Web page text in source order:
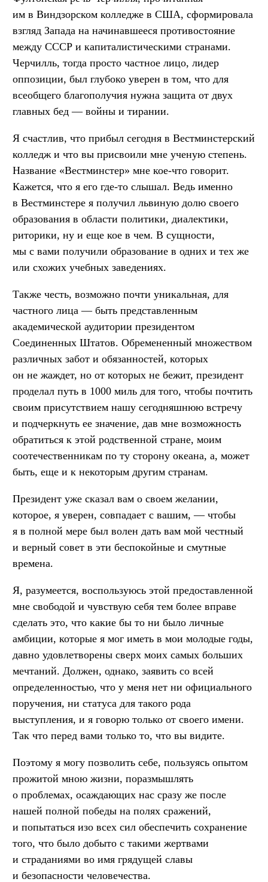
им в Виндзорском колледже в США, сформировала
взгляд Запада на начинавшееся противостояние
между СССР и капиталистическими странами.
Черчилль, тогда просто частное лицо, лидер
оппозиции, был глубоко уверен в том, что для
всеобщего благополучия нужна защита от двух
главных бед — войны и тирании.
Я счастлив, что прибыл сегодня в Вестминстерский
колледж и что вы присвоили мне ученую степень.
Название «Вестминстер» мне кое-что говорит.
Кажется, что я его где-то слышал. Ведь именно
в Вестминстере я получил львиную долю своего
образования в области политики, диалектики,
риторики, ну и еще кое в чем. В сущности,
мы с вами получили образование в одних и тех же
или схожих учебных заведениях.
Также честь, возможно почти уникальная, для
частного лица — быть представленным
академической аудитории президентом
Соединенных Штатов. Обремененный множеством
различных забот и обязанностей, которых
он не жаждет, но от которых не бежит, президент
проделал путь в 1000 миль для того, чтобы почтить
своим присутствием нашу сегодняшнюю встречу
и подчеркнуть ее значение, дав мне возможность
обратиться к этой родственной стране, моим
соотечественникам по ту сторону океана, а, может
быть, еще и к некоторым другим странам.
Президент уже сказал вам о своем желании,
которое, я уверен, совпадает с вашим, — чтобы
я в полной мере был волен дать вам мой честный
и верный совет в эти беспокойные и смутные
времена.
Я, разумеется, воспользуюсь этой предоставленной
мне свободой и чувствую себя тем более вправе
сделать это, что какие бы то ни было личные
амбиции, которые я мог иметь в мои молодые годы,
давно удовлетворены сверх моих самых больших
мечтаний. Должен, однако, заявить со всей
определенностью, что у меня нет ни официального
поручения, ни статуса для такого рода
выступления, и я говорю только от своего имени.
Так что перед вами только то, что вы видите.
Поэтому я могу позволить себе, пользуясь опытом
прожитой мною жизни, поразмышлять
о проблемах, осаждающих нас сразу же после
нашей полной победы на полях сражений,
и попытаться изо всех сил обеспечить сохранение
того, что было добыто с такими жертвами
и страданиями во имя грядущей славы
и безопасности человечества.